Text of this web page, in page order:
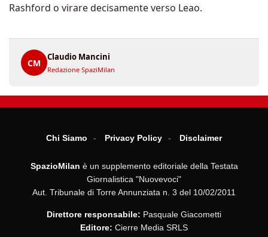
Rashford o virare decisamente verso Leao.
CM
Claudio Mancini
Redazione SpaziMilan
Chi Siamo Privacy Policy Disclaimer
SpazioMilan è un supplemento editoriale della Testata
Giornalistica "Nuovevoci"
Aut. Tribunale di Torre Annunziata n. 3 del 10/02/2011
Direttore responsabile: Pasquale Giacometti
Editore: Cierre Media SRLS